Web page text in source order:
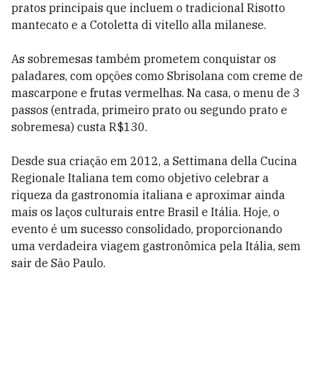
pratos principais que incluem o tradicional Risotto
mantecato e a Cotoletta di vitello alla milanese.
As sobremesas também prometem conquistar os
paladares, com opções como Sbrisolana com creme de
mascarpone e frutas vermelhas. Na casa, o menu de 3
passos (entrada, primeiro prato ou segundo prato e
sobremesa) custa R$130.
Desde sua criação em 2012, a Settimana della Cucina
Regionale Italiana tem como objetivo celebrar a
riqueza da gastronomia italiana e aproximar ainda
mais os laços culturais entre Brasil e Itália. Hoje, o
evento é um sucesso consolidado, proporcionando
uma verdadeira viagem gastronômica pela Itália, sem
sair de São Paulo.